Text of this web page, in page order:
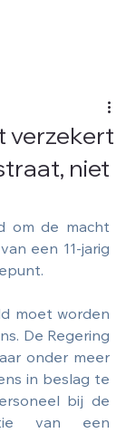
verzekert
niet
om de macht
een 11-jarig
moet worden
De Regering
onder meer
in beslag te
bij de
van een